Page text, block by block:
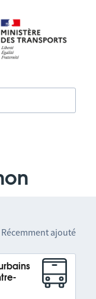
Récemment ajouté